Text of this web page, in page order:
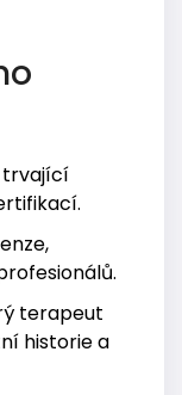
trvající
terapeut
historie a